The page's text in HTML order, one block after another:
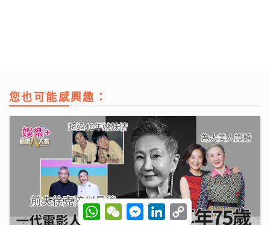
您也可能感興趣：
W
h
W
e
M
e
L
C
o